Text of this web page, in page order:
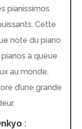
pianissimos
Cette
note du piano
pianos à queue
au monde,
d’une grande
: